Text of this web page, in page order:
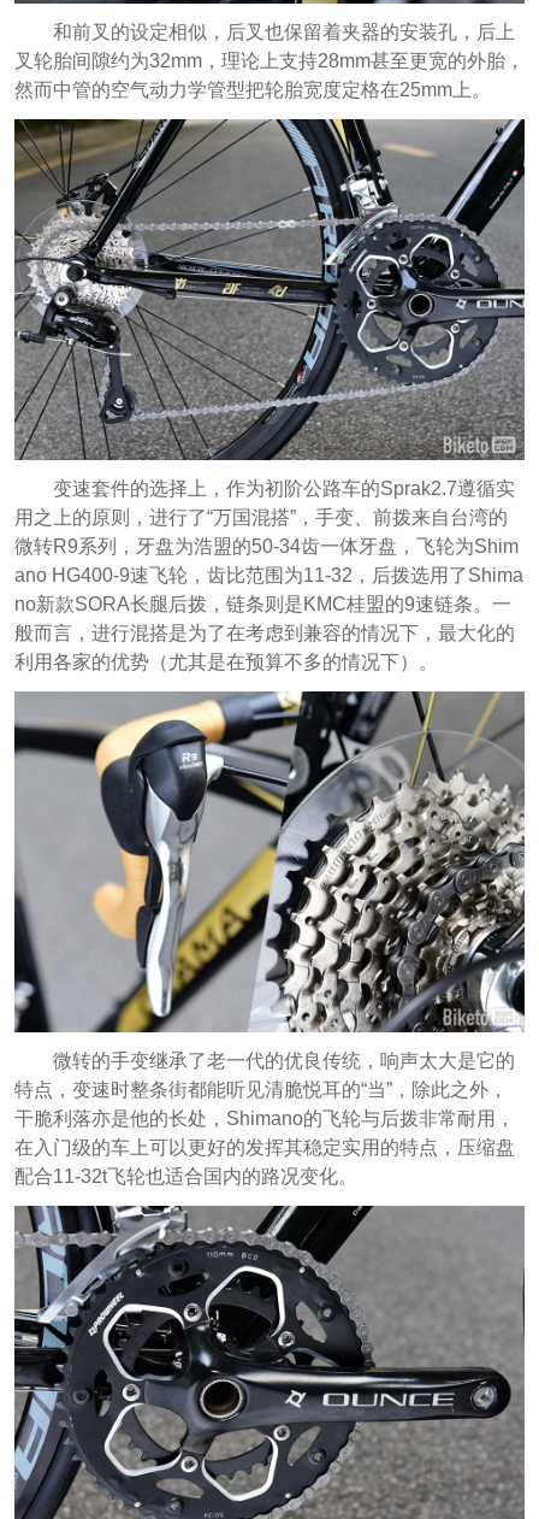
和前叉的设定相似，后叉也保留着夹器的安装孔，后上
叉轮胎间隙约为32mm，理论上支持28mm甚至更宽的外胎，
然而中管的空气动力学管型把轮胎宽度定格在25mm上。
变速套件的选择上，作为初阶公路车的Sprak2.7遵循实
用之上的原则，进行了“万国混搭”，手变、前拨来自台湾的
微转R9系列，牙盘为浩盟的50-34齿一体牙盘，飞轮为Shim
ano HG400-9速飞轮，齿比范围为11-32，后拨选用了Shima
no新款SORA长腿后拨，链条则是KMC桂盟的9速链条。一
般而言，进行混搭是为了在考虑到兼容的情况下，最大化的
利用各家的优势（尤其是在预算不多的情况下）。
微转的手变继承了老一代的优良传统，响声太大是它的
特点，变速时整条街都能听见清脆悦耳的“当”，除此之外，
干脆利落亦是他的长处，Shimano的飞轮与后拨非常耐用，
在入门级的车上可以更好的发挥其稳定实用的特点，压缩盘
配合11-32t飞轮也适合国内的路况变化。